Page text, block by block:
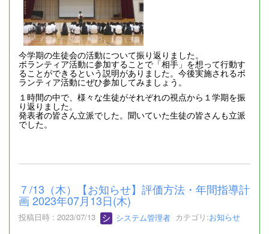
今学期の生徒会の活動について振り返りました。
ボランティア活動に参加することで「相手」を想って行動す
ることができるという説明がありました。今後実施されるボ
ランティア活動にぜひ参加してみましょう。
１時間の中で、様々な生徒がそれぞれの視点から１学期を振
り返りました。
発表者の皆さん立派でした。聞いていた生徒の皆さんも立派
でした。
７/13（木）【お知らせ】評価方法・年間指導計
画 2023年07月13日(木)
投稿日時 : 2023/07/13 システム管理者 カテゴリ:お知らせ